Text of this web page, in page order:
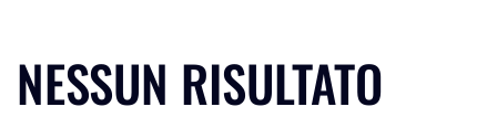
NESSUN RISULTATO